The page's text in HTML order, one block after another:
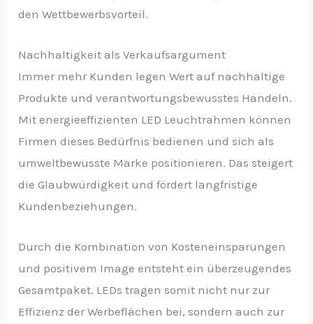
den Wettbewerbsvorteil.
Nachhaltigkeit als Verkaufsargument
Immer mehr Kunden legen Wert auf nachhaltige
Produkte und verantwortungsbewusstes Handeln.
Mit energieeffizienten LED Leuchtrahmen können
Firmen dieses Bedürfnis bedienen und sich als
umweltbewusste Marke positionieren. Das steigert
die Glaubwürdigkeit und fördert langfristige
Kundenbeziehungen.
Durch die Kombination von Kosteneinsparungen
und positivem Image entsteht ein überzeugendes
Gesamtpaket. LEDs tragen somit nicht nur zur
Effizienz der Werbeflächen bei, sondern auch zur